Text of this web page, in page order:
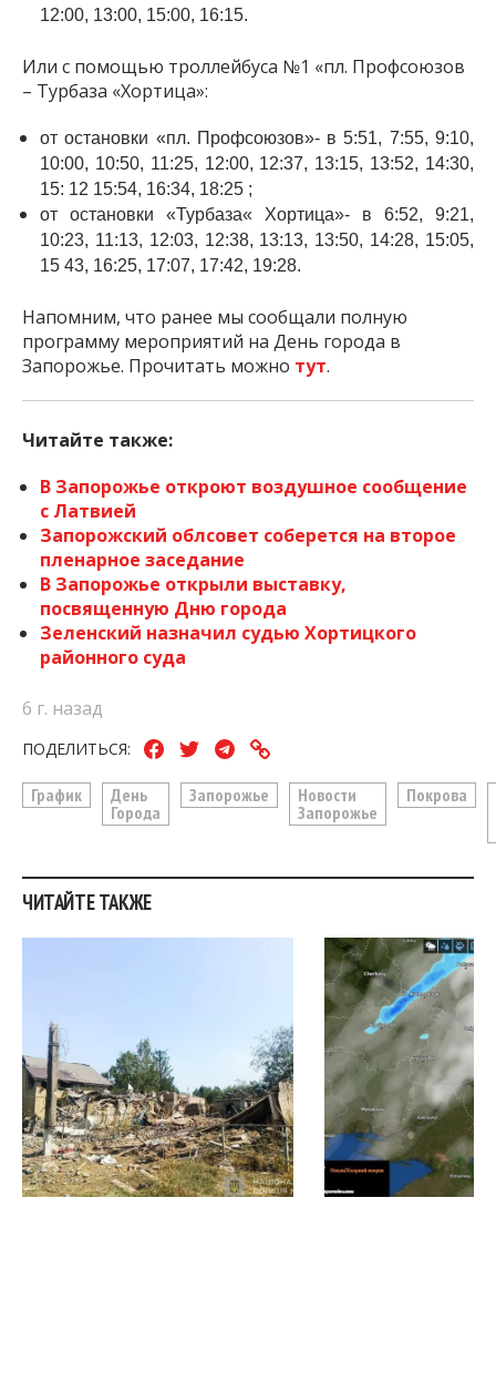
12:00, 13:00, 15:00, 16:15.
Или с помощью троллейбуса №1 «пл. Профсоюзов
– Турбаза «Хортица»:
от остановки «пл. Профсоюзов»- в 5:51, 7:55, 9:10,
10:00, 10:50, 11:25, 12:00, 12:37, 13:15, 13:52, 14:30,
15: 12 15:54, 16:34, 18:25 ;
от остановки «Турбаза« Хортица»- в 6:52, 9:21,
10:23, 11:13, 12:03, 12:38, 13:13, 13:50, 14:28, 15:05,
15 43, 16:25, 17:07, 17:42, 19:28.
Напомним, что ранее мы сообщали полную
программу мероприятий на День города в
Запорожье. Прочитать можно тут.
Читайте также:
В Запорожье откроют воздушное сообщение
с Латвией
Запорожский облсовет соберется на второе
пленарное заседание
В Запорожье открыли выставку,
посвященную Дню города
Зеленский назначил судью Хортицкого
районного суда
6 г. назад
ПОДЕЛИТЬСЯ:
График
День
Города
Запорожье
Новости
Запорожье
Покрова
ЧИТАЙТЕ ТАКЖЕ